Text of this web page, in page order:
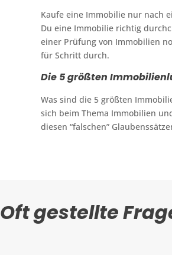
Kaufe eine Immobilie nur nach
Du eine Immobilie richtig
einer Prüfung von Immobilien
für Schritt durch.
Die 5 größten
Was sind die 5 größten
sich beim Thema Immobilien
diesen “falschen”
Oft gestellte